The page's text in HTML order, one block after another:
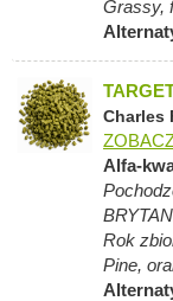
Grassy,
Charles
Alfa-
Rok
Pine,